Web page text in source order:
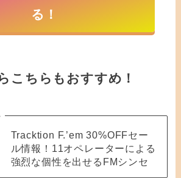
る！
こちらもおすすめ！
Tracktion F.’em 30%OFFセー
ル情報！11オペレーターによる
強烈な個性を出せるFMシンセ